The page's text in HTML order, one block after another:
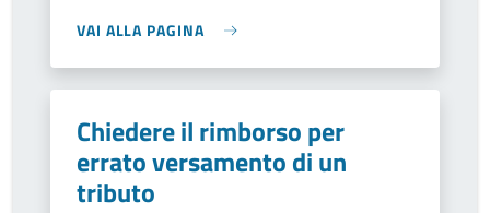
VAI ALLA PAGINA
Chiedere il rimborso per
errato versamento di un
tributo